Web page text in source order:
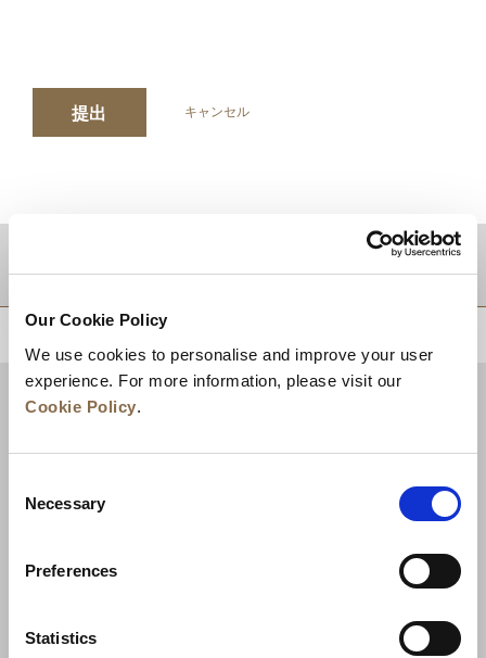
Our Cookie Policy
We use cookies to personalise and improve your user
experience. For more information, please visit our
Cookie Policy.
Selection
Necessary
Preferences
Statistics
提出 キャンセル